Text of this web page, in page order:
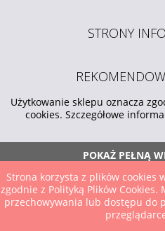
Strona korzysta z plików cookies
zgodnie z Polityką Plików Cookies.
przechowywania lub dostępu do
STRONY
Użytkowanie sklepu oznacza
cookies. Szczegółowe
POKAŻ PEŁNĄ
Sklep